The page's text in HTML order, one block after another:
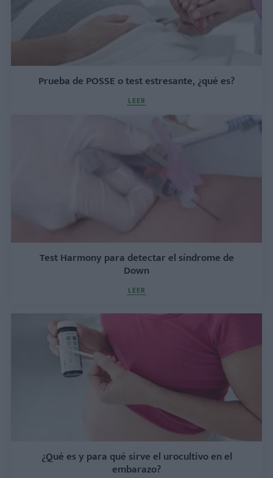
Prueba de POSSE o test estresante, ¿qué es?
LEER
Test Harmony para detectar el síndrome de
Down
LEER
¿Qué es y para qué sirve el urocultivo en el
embarazo?